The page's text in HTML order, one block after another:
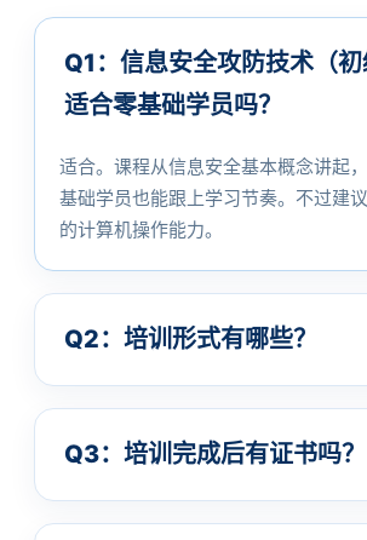
Q1：信息安全攻防技术（
适合零基础学员吗？
适合。课程从信息安全基本概念讲起
基础学员也能跟上学习节奏。不过建
的计算机操作能力。
Q2：培训形式有哪些？
Q3：培训完成后有证书吗？